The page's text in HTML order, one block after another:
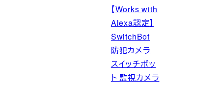
【Works with
Alexa認定】
SwitchBot
防犯カメラ
スイッチボッ
ト 監視カメラ